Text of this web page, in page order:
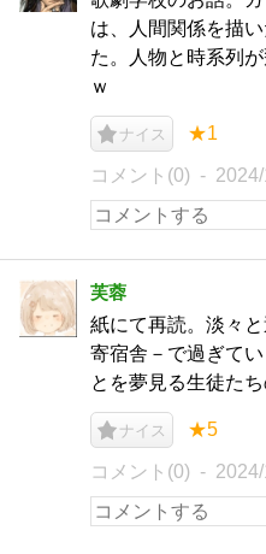
は、人間関係を描
た。人物と時系列
ｗ
ナイス ★1
コメント(0)
芙蓉
紙にて再読。淡々
寄宿舎－で過ぎて
とを夢見る生徒たち
ナイス ★5
コメント(0)